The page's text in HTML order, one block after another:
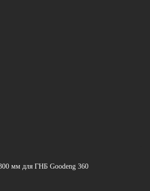
мм для ГНБ Goodeng 360